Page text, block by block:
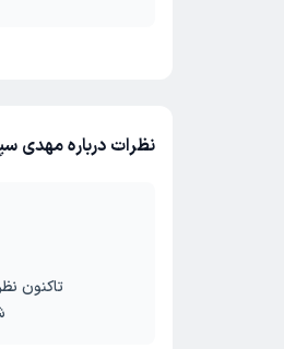
نظرات درباره مهدی
تاکنون